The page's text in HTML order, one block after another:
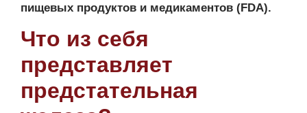
пищевых продуктов и медикаментов (FDA).
Что из себя
представляет
предстательная